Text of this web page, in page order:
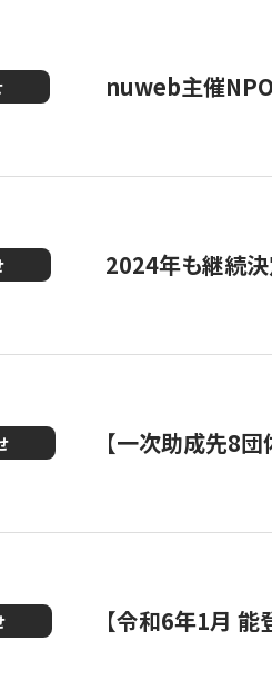
nuweb主催NPO
2024年も継続決
【一次助成先8
【令和6年1月